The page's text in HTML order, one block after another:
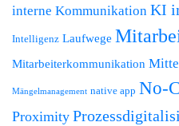
interne Kommunikation KI
Intelligenz Laufwege
Mitarbeiterkommunikation
Mängelmanagement native app No-
Proximity